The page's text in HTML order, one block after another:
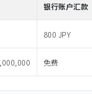
银行账户汇款
800 JPY
免费